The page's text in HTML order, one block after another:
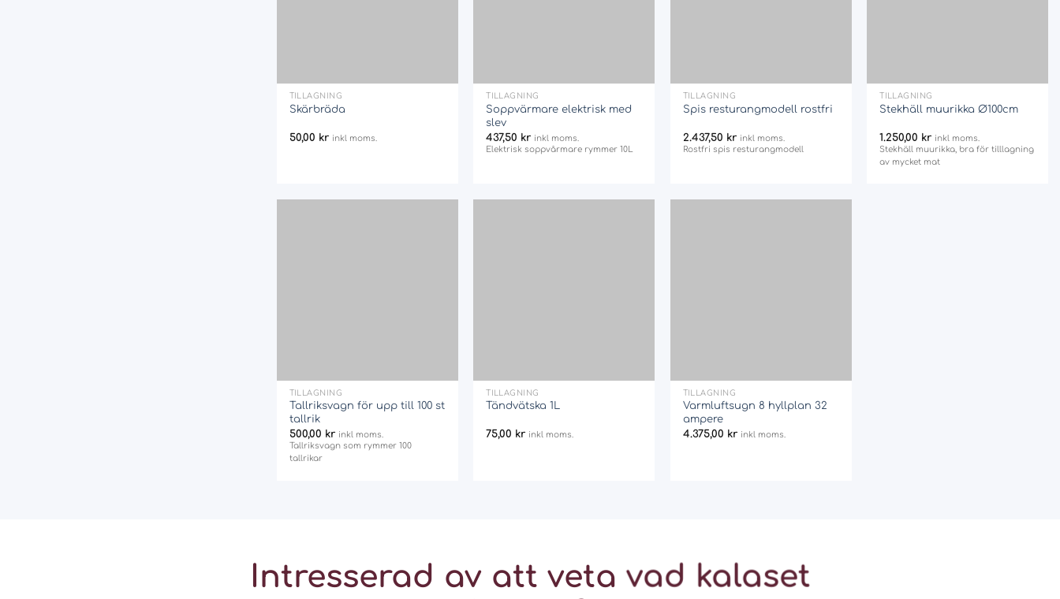
TILLAGNING
Skärbräda
50,00 kr inkl moms.
TILLAGNING
Soppvärmare elektrisk med
slev
437,50 kr inkl moms.
Elektrisk soppvårmare rymmer 10L
TILLAGNING
Spis resturangmodell rostfri
2.437,50 kr inkl moms.
Rostfri spis resturangmodell
TILLAGNING
Stekhäll muurikka Ø100cm
1.250,00 kr inkl moms.
Stekhäll muurikka, bra för tilllagning
av mycket mat
TILLAGNING
Tallriksvagn för upp till 100 st
tallrik
500,00 kr inkl moms.
Tallriksvagn som rymmer 100
tallrikar
TILLAGNING
Tändvätska 1L
75,00 kr inkl moms.
TILLAGNING
Varmluftsugn 8 hyllplan 32
ampere
4.375,00 kr inkl moms.
Intresserad av att veta vad kalaset